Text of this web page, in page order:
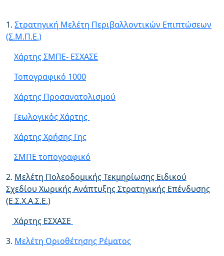
1. Στρατηγική Μελέτη Περιβαλλοντικών Επιπτώσεων
(Σ.Μ.Π.Ε.)
Χάρτης ΣΜΠΕ- ΕΣΧΑΣΕ
Τοπογραφικό 1000
Χάρτης Προσανατολισμού
Γεωλογικός Χάρτης
Χάρτης Χρήσης Γης
ΣΜΠΕ τοπογραφικό
2. Μελέτη Πολεοδομικής Τεκμηρίωσης Ειδικού
Σχεδίου Χωρικής Ανάπτυξης Στρατηγικής Επένδυσης
(Ε.Σ.Χ.Α.Σ.Ε.)
Χάρτης ΕΣΧΑΣΕ
3. Μελέτη Οριοθέτησης Ρέματος